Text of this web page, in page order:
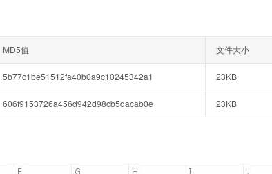
MD5值 文件大小
5b77c1be51512fa40b0a9c10245342a1 23KB
606f9153726a456d942d98cb5dacab0e 23KB